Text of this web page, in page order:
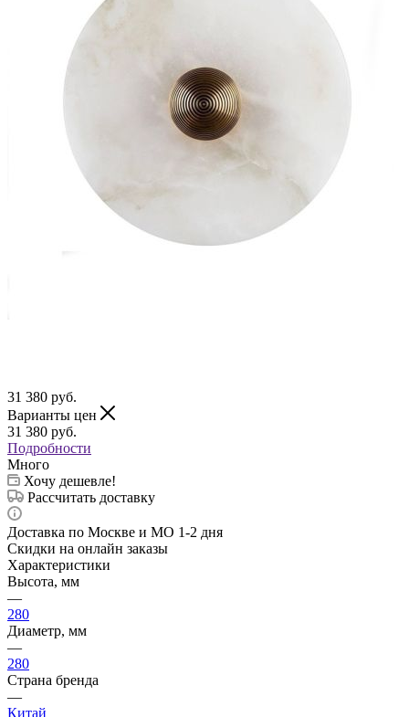
31 380 руб.
Варианты цен
31 380 руб.
Подробности
Много
Хочу дешевле!
Рассчитать доставку
Доставка по Москве и МО 1-2 дня
Скидки на онлайн заказы
Характеристики
Высота, мм
—
280
Диаметр, мм
—
280
Страна бренда
—
Китай